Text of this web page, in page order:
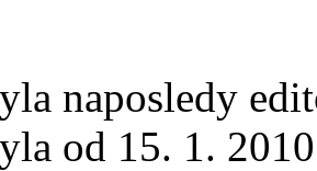
naposledy
od 15. 1.